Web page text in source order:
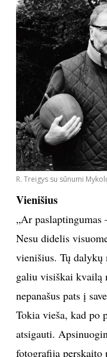
fotografuoti, kaip
daryti kitų
padaro geriau, bet
„Fotografuosiu
nerodau. Kažkas
Niekada nežinai.“
R. Treigys su sūnumi Mykolu.
„Ar